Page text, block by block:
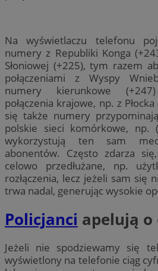
Na wyświetlaczu telefonu
numery z Republiki Konga
Słoniowej (+225), tym razem
połączeniami z Wyspy
numery kierunkowe
połączenia krajowe, np. z
się także numery
polskie sieci komórkowe, np.
wykorzystują ten sam
abonentów. Często zdarza
celowo przedłużane, np.
rozłączenia, lecz jeżeli sam się
trwa nadal, generując wysokie
Policjanci apelują o
Jeżeli nie spodziewamy się
wyświetlony na telefonie ciąg